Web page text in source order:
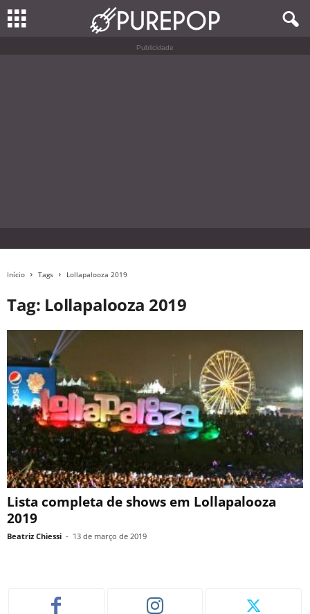
Publicidade
Início Tags Lollapalooza 2019
Tag: Lollapalooza 2019
Lista completa de shows em Lollapalooza
2019
Beatriz Chiessi - 13 de março de 2019